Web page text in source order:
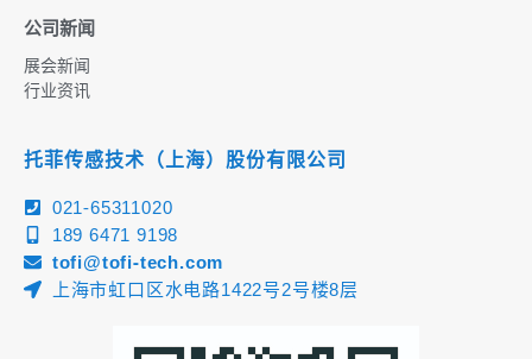
公司新闻
展会新闻
行业资讯
托菲传感技术（上海）股份有限公司
021-65311020
189 6471 9198
tofi@tofi-tech.com
上海市虹口区水电路1422号2号楼8层